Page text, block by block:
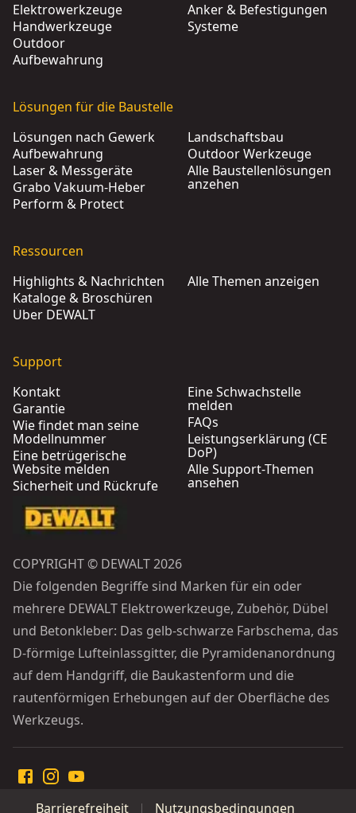
Elektrowerkzeuge
Handwerkzeuge
Outdoor
Aufbewahrung
Anker & Befestigungen
Systeme
Lösungen für die Baustelle
Lösungen nach Gewerk
Aufbewahrung
Laser & Messgeräte
Grabo Vakuum-Heber
Perform & Protect
Landschaftsbau
Outdoor Werkzeuge
Alle Baustellenlösungen
anzehen
Ressourcen
Highlights & Nachrichten
Kataloge & Broschüren
Über DEWALT
Alle Themen anzeigen
Support
Kontakt
Garantie
Wie findet man seine
Modellnummer
Eine betrügerische
Website melden
Sicherheit und Rückrufe
Eine Schwachstelle
melden
FAQs
Leistungserklärung (CE
DoP)
Alle Support-Themen
ansehen
COPYRIGHT © DEWALT 2026
Die folgenden Begriffe sind Marken für ein oder
mehrere DEWALT Elektrowerkzeuge, Zubehör, Dübel
und Betonkleber: Das gelb-schwarze Farbschema, das
D-förmige Lufteinlassgitter, die Pyramidenanordnung
auf dem Handgriff, die Baukastenform und die
rautenförmigen Erhebungen auf der Oberfläche des
Werkzeugs.
Barrierefreiheit Nutzungsbedingungen